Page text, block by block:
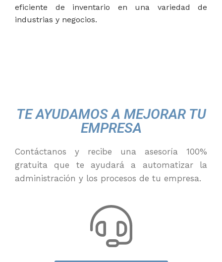
eficiente de inventario en una variedad de
industrias y negocios.
TE AYUDAMOS A MEJORAR TU
EMPRESA
Contáctanos y recibe una asesoría 100%
gratuita que te ayudará a automatizar la
administración y los procesos de tu empresa.